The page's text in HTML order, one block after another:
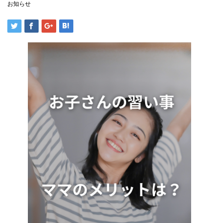
お知らせ